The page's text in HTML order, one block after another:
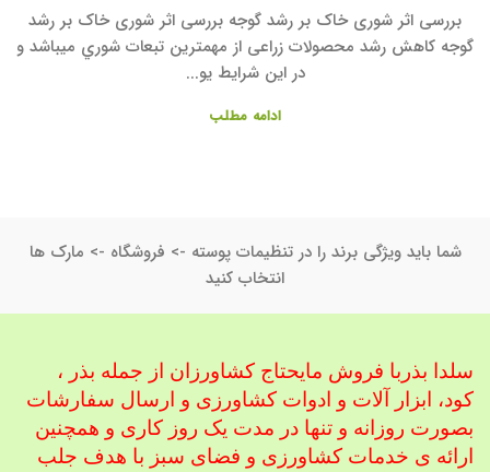
بررسی اثر شوری خاک بر رشد گوجه بررسی اثر شوری خاک بر رشد
گوجه کاهش رشد محصولات زراعی از مهمترین تبعات شوري میباشد و
در این شرایط یو...
ادامه مطلب
شما باید ویژگی برند را در تنظیمات پوسته -> فروشگاه -> مارک ها
انتخاب کنید
سلدا بذربا فروش مایحتاج کشاورزان از جمله بذر ،
کود، ابزار آلات و ادوات کشاورزی و ارسال سفارشات
بصورت روزانه و تنها در مدت یک روز کاری و همچنین
ارائه ی خدمات کشاورزی و فضای سبز با هدف جلب